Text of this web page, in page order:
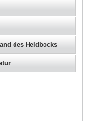
des Heldbocks